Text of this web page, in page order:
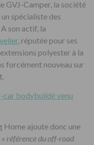
GVJ-Camper, la société
spécialiste des
son actif, la
, réputée pour ses
polyester à la
forcément nouveau sur
car bodybuildé venu
Home ajoute donc une
référence du off-road